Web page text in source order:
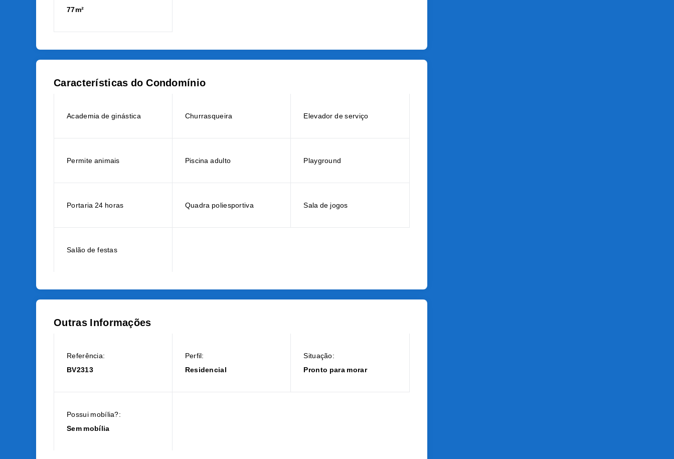
77m²
Características do Condomínio
Academia de ginástica Churrasqueira Elevador de serviço
Permite animais Piscina adulto Playground
Portaria 24 horas Quadra poliesportiva Sala de jogos
Salão de festas
Outras Informações
Referência:
BV2313
Perfil:
Residencial
Situação:
Pronto para morar
Possui mobília?:
Sem mobília